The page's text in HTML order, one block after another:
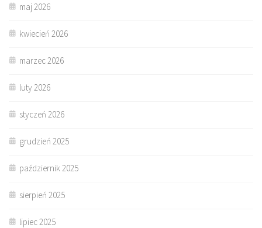
maj 2026
kwiecień 2026
marzec 2026
luty 2026
styczeń 2026
grudzień 2025
październik 2025
sierpień 2025
lipiec 2025